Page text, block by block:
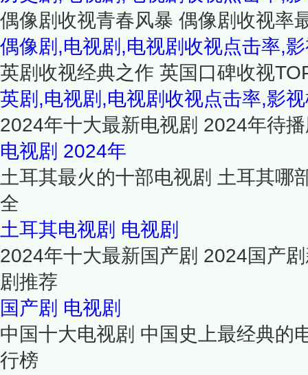
偶像剧收视青春风暴 偶像剧收视率
偶像剧,电视剧,电视剧收视点击率,
英剧收视经典之作 英国口碑收视
英剧,电视剧,电视剧收视点击率,影
2024年十大最新电视剧 2024年待
电视剧 2024年
土耳其最火的十部电视剧 土耳其哪
全
土耳其电视剧 电视剧
2024年十大最新国产剧 2024国产
剧推荐
国产剧 电视剧
中国十大电视剧 中国史上最经典的
行榜